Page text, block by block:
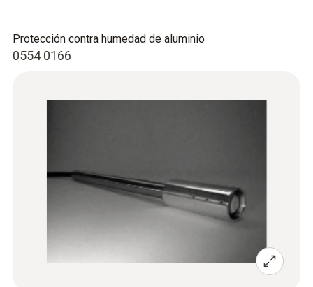
0554 0166
Protección contra humedad de aluminio